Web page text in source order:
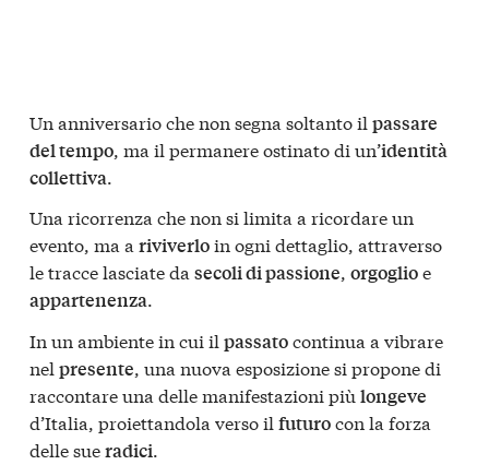
Un anniversario che non segna soltanto il passare
del tempo, ma il permanere ostinato di un’identità
collettiva.
Una ricorrenza che non si limita a ricordare un
evento, ma a riviverloin ogni dettaglio, attraverso
le tracce lasciate da secoli di passione, orgoglioe
appartenenza.
In un ambiente in cui il passatocontinua a vibrare
nel presente, una nuova esposizione si propone di
raccontare una delle manifestazioni più longeve
d’Italia, proiettandola verso il futurocon la forza
delle sueradici.